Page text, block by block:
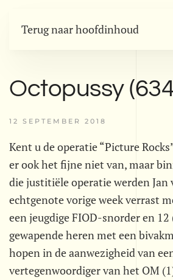
Terug naar hoofdinhoud
Octopussy
12 SEPTEMBER 2018
Kent u de operatie “Picture
er ook het fijne niet van, maar
die justitiële operatie werden Jan
echtgenote vorige week verrast
een jeugdige FIOD-snorder en 12
gewapende heren met een
hopen in de aanwezigheid van
vertegenwoordiger van het OM